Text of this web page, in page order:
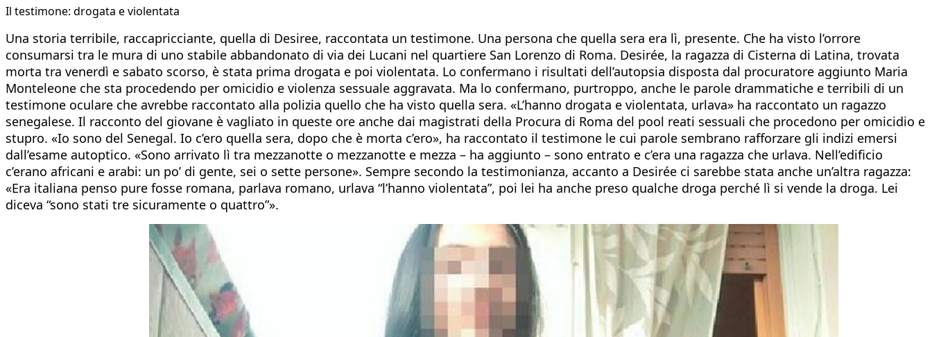
Il testimone: drogata e violentata
Una storia terribile, raccapricciante, quella di Desiree, raccontata un testimone. Una persona che quella sera era lì, presente. Che ha visto l’orrore
consumarsi tra le mura di uno stabile abbandonato di via dei Lucani nel quartiere San Lorenzo di Roma. Desirée, la ragazza di Cisterna di Latina, trovata
morta tra venerdì e sabato scorso, è stata prima drogata e poi violentata. Lo confermano i risultati dell’autopsia disposta dal procuratore aggiunto Maria
Monteleone che sta procedendo per omicidio e violenza sessuale aggravata. Ma lo confermano, purtroppo, anche le parole drammatiche e terribili di un
testimone oculare che avrebbe raccontato alla polizia quello che ha visto quella sera. «L’hanno drogata e violentata, urlava» ha raccontato un ragazzo
senegalese. Il racconto del giovane è vagliato in queste ore anche dai magistrati della Procura di Roma del pool reati sessuali che procedono per omicidio e
stupro. «Io sono del Senegal. Io c’ero quella sera, dopo che è morta c’ero», ha raccontato il testimone le cui parole sembrano rafforzare gli indizi emersi
dall’esame autoptico. «Sono arrivato lì tra mezzanotte o mezzanotte e mezza – ha aggiunto – sono entrato e c’era una ragazza che urlava. Nell’edificio
c’erano africani e arabi: un po’ di gente, sei o sette persone». Sempre secondo la testimonianza, accanto a Desirée ci sarebbe stata anche un’altra ragazza:
«Era italiana penso pure fosse romana, parlava romano, urlava “l’hanno violentata”, poi lei ha anche preso qualche droga perché lì si vende la droga. Lei
diceva “sono stati tre sicuramente o quattro”».